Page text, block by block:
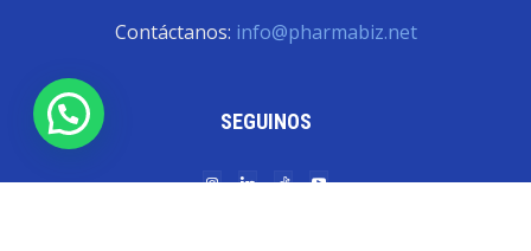
Contáctanos: info@pharmabiz.net
SEGUINOS